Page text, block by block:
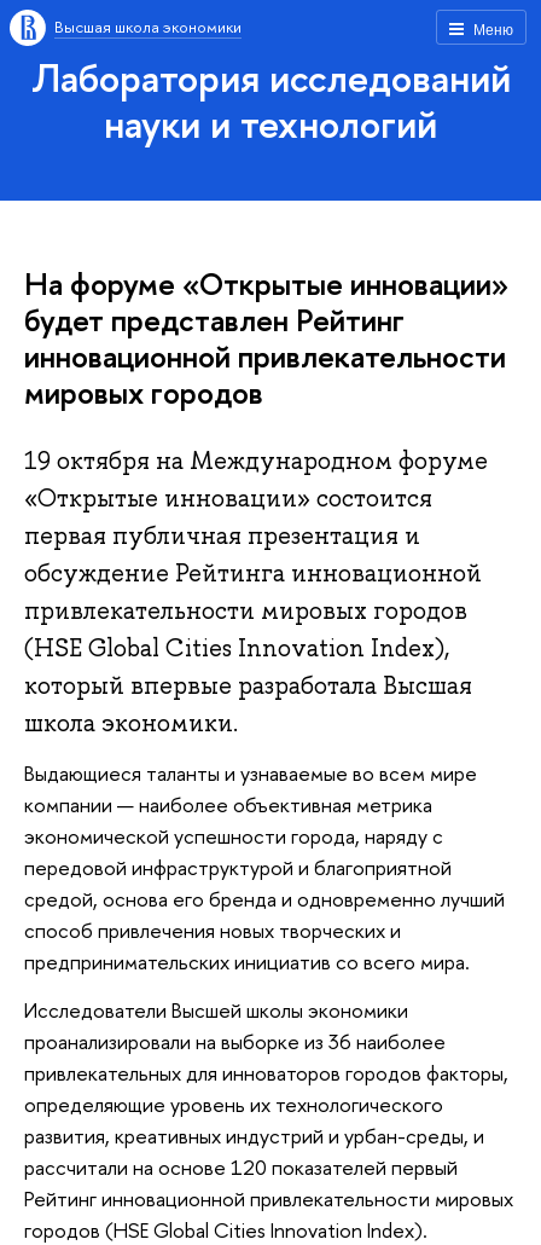
Меню
Высшая школа экономики
Лаборатория исследований
науки и технологий
На форуме «Открытые инновации»
будет представлен Рейтинг
инновационной привлекательности
мировых городов
19 октября на Международном форуме
«Открытые инновации» состоится
первая публичная презентация и
обсуждение Рейтинга инновационной
привлекательности мировых городов
(HSE Global Cities Innovation Index),
который впервые разработала Высшая
школа экономики.
Выдающиеся таланты и узнаваемые во всем мире
компании — наиболее объективная метрика
экономической успешности города, наряду с
передовой инфраструктурой и благоприятной
средой, основа его бренда и одновременно лучший
способ привлечения новых творческих и
предпринимательских инициатив со всего мира.
Исследователи Высшей школы экономики
проанализировали на выборке из 36 наиболее
привлекательных для инноваторов городов факторы,
определяющие уровень их технологического
развития, креативных индустрий и урбан-среды, и
рассчитали на основе 120 показателей первый
Рейтинг инновационной привлекательности мировых
городов (HSE Global Cities Innovation Index).